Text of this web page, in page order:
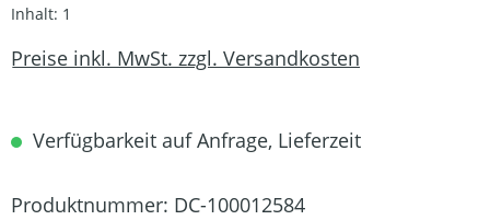
Inhalt: 1
Preise inkl. MwSt. zzgl. Versandkosten
Verfügbarkeit auf Anfrage, Lieferzeit
Produktnummer: DC-100012584